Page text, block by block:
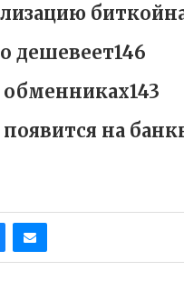
дешевеет146
обменниках143
на